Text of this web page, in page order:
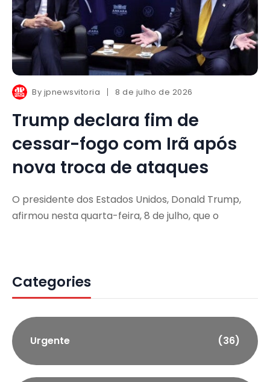
By jpnewsvitoria 8 de julho de 2026
Trump declara fim de
cessar-fogo com Irã após
nova troca de ataques
O presidente dos Estados Unidos, Donald Trump,
afirmou nesta quarta-feira, 8 de julho, que o
Categories
Urgente (36)